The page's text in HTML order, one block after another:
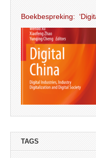
Boekbespreking:
TAGS